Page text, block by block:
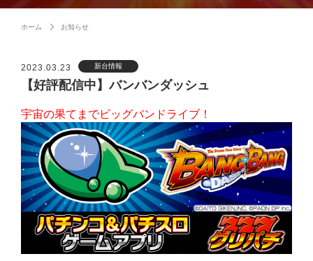
ホーム お知らせ
2023.03.23 新台情報
【好評配信中】バンバンダッシュ
宇宙の果てまでビッグバンドライブ！